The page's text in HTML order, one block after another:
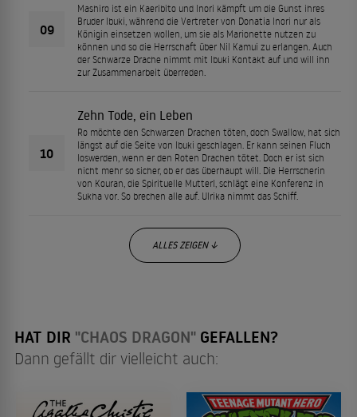
09
Mashiro ist ein Kaeribito und Inori kämpft um die Gunst ihres
Bruder Ibuki, während die Vertreter von Donatia Inori nur als
Königin einsetzen wollen, um sie als Marionette nutzen zu
können und so die Herrschaft über Nil Kamui zu erlangen. Auch
der Schwarze Drache nimmt mit Ibuki Kontakt auf und will ihn
zur Zusammenarbeit überreden.
10
Zehn Tode, ein Leben
Ro möchte den Schwarzen Drachen töten, doch Swallow, hat sich
längst auf die Seite von Ibuki geschlagen. Er kann seinen Fluch
loswerden, wenn er den Roten Drachen tötet. Doch er ist sich
nicht mehr so sicher, ob er das überhaupt will. Die Herrscherin
von Kouran, die Spirituelle Mutterl, schlägt eine Konferenz in
Sukha vor. So brechen alle auf. Ulrika nimmt das Schiff.
ALLES ZEIGEN ↓
HAT DIR "CHAOS DRAGON" GEFALLEN?
Dann gefällt dir vielleicht auch: